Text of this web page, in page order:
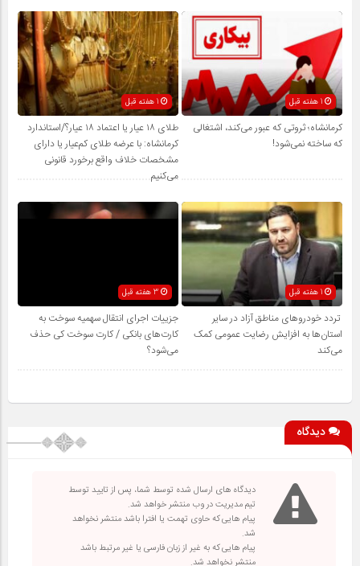
1 هفته قبل
کرمانشاه؛ ثروتی که عبور می‌کند، اشتغالی
که ساخته نمی‌شود!
طلای ۱۸ عیار یا اعتماد ۱۸ عیار؟/استاندارد
کرمانشاه: با عرضه طلای کم‌عیار یا دارای
مشخصات خلاف واقع برخورد قانونی
می‌کنیم
1 هفته قبل
تردد خودروهای مناطق آزاد در سایر
استان‌ها به افزایش رضایت عمومی کمک
می‌کند
جزییات اجرای انتقال سهمیه سوخت به
کارت‌های بانکی / کارت سوخت کی حذف
می‌شود؟
دیدگاه
دیدگاه های ارسال شده توسط شما، پس از تایید توسط
تیم مدیریت در وب منتشر خواهد شد.
پیام هایی که حاوی تهمت یا افترا باشد منتشر نخواهد
شد.
پیام هایی که به غیر از زبان فارسی یا غیر مرتبط باشد
منتشر نخواهد شد.